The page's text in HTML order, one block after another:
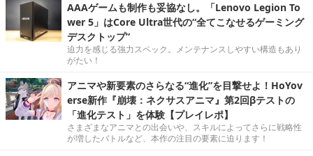
AAAゲームも制作も妥協なし。「Lenovo Legion To
wer 5」はCore Ultra世代の“全てこなせるゲーミング
デスクトップ”
迫力を感じる強力スペック。メンテナンスしやすい構造もあり
がたい！
アニマや新要素のさらなる“進化”を目撃せよ！HoYov
erse新作『崩壊：ネクサスアニマ』第2回βテストの
「進化テスト」を体験【プレイレポ】
さまざまなアニマとの出会いや、スキルによってさらに戦略性
が増したバトルなど、本作の注目の要素に迫ります！